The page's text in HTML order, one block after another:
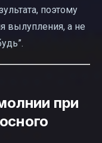
поэтому
вылупления, а не
при